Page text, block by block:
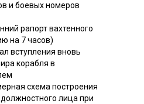
и боевых номеров
рапорт вахтенного
на 7 часов)
вступления вновь
корабля в
схема построения
лица при